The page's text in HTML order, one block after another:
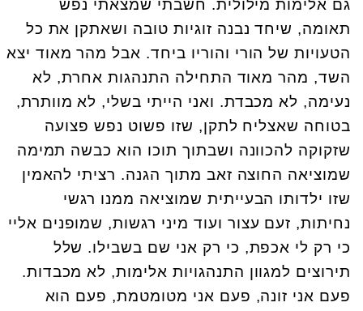
גם אלימות מילולית. חשבתי שמצאתי נפש
תאומה, שיחד נבנה זוגיות טובה ושאתקן את כל
הטעויות של הורי והוריו ביחד. אבל מהר מאוד יצא
השד, מהר מאוד התחילה התנהגות אחרת, לא
נעימה, לא מכבדת. ואני הייתי בשלי, לא מוותרת,
בטוחה שאצליח לתקן, שזו פשוט נפש פצועה
שזקוקה להכוונה ושבתוך תוכו הוא כבשה תמימה
שמוציאה החוצה זאב מתוך הגנה. רציתי להאמין
שזו ילדותו הבעייתית שמוציאה ממנו רגשי
נחיתות, זעם עצור ועוד מיני רגשות, שמופנים אליי
כי רק לי אכפת, כי רק אני שם בשבילו. שלל
תירוצים למגוון התנהגויות אלימות, לא מכבדות.
פעם אני זונה, פעם אני מטומטמת, פעם הוא